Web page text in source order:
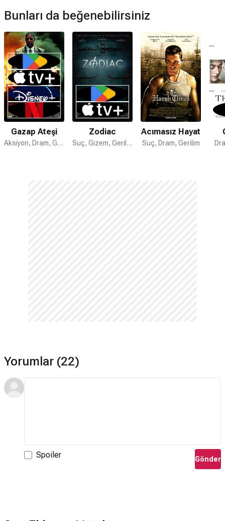
Hayır. Acımasız için devam filmi bulunmamaktadır.
Bunları da beğenebilirsiniz
Gazap Ateşi
Aksiyon, Dram, Gerilim
Zodiac
Suç, Gizem, Gerilim
Acımasız Hayat
Suç, Dram, Gerilim
Yorumlar (22)
Spoiler Gönder